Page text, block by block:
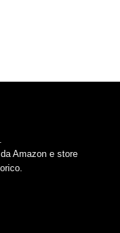
Amazon e store